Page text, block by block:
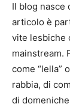
Il blog nasce
articolo è
vite lesbiche
mainstream.
come “lella”
rabbia, di
di